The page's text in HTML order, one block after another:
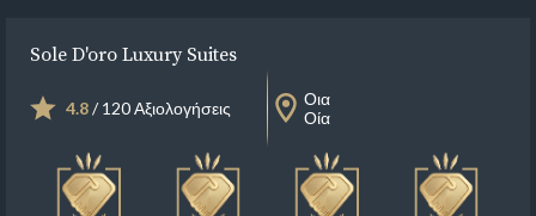
Sole D'oro Luxury Suites
4.8/ 120 Αξιολογήσεις
Οια
Οία